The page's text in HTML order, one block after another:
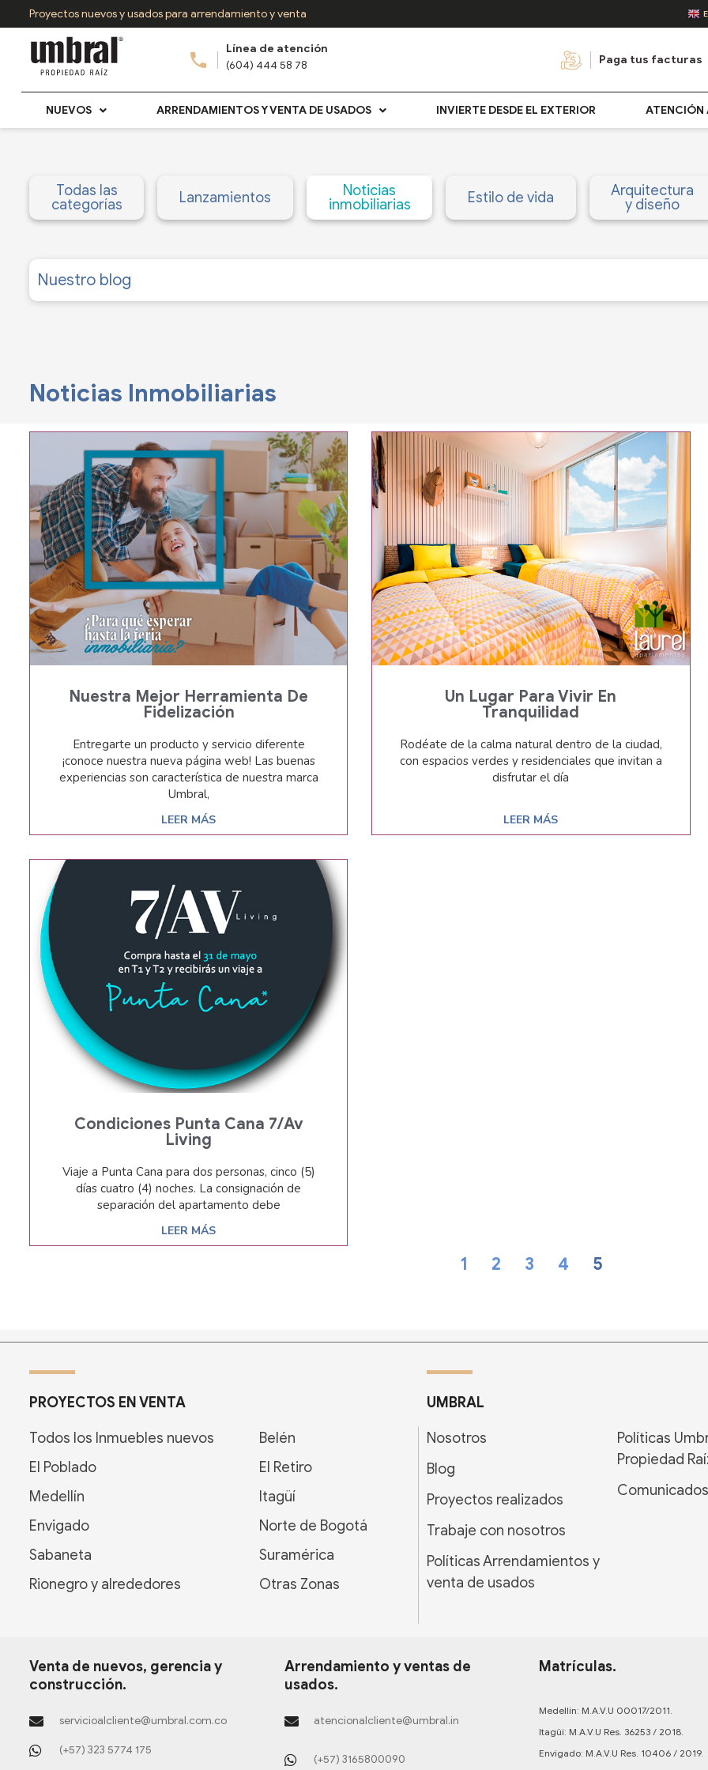
al
Proyectos nuevos y usados para arrendamiento y venta
Línea de atención
(604) 444 58 78
Paga tus facturas
NUEVOS ARRENDAMIENTOS Y VENTA DE USADOS INVIERTE DESDE EL EXTERIOR ATENCIÓN
Todas las
categorías
Lanzamientos
Noticias
inmobiliarias
Estilo de vida
Arquitectura
y diseño
Nuestro blog
Noticias Inmobiliarias
Nuestra Mejor Herramienta De
Fidelización
Entregarte un producto y servicio diferente
¡conoce nuestra nueva página web! Las buenas
experiencias son característica de nuestra marca
Umbral,
LEER MÁS
Un Lugar Para Vivir En
Tranquilidad
Rodéate de la calma natural dentro de la ciudad,
con espacios verdes y residenciales que invitan a
disfrutar el día
LEER MÁS
Condiciones Punta Cana 7/av
Living
Viaje a Punta Cana para dos personas, cinco (5)
días cuatro (4) noches. La consignación de
separación del apartamento debe
LEER MÁS
1
Página
2
Página
3
Página
4
Página
5
PROYECTOS EN VENTA
Todos los Inmuebles nuevos
El Poblado
Medellín
Envigado
Sabaneta
Rionegro y alrededores
Belén
El Retiro
Itagüí
Norte de Bogotá
Suramérica
Otras Zonas
UMBRAL
Nosotros
Blog
Proyectos realizados
Trabaje con nosotros
Políticas Arrendamientos y
venta de usados
Políticas
Propiedad
Comunicados
Venta de nuevos, gerencia y
construcción.
servicioalcliente@umbral.com.co
(+57) 323 5774 175
Arrendamiento y ventas de
usados.
atencionalcliente@umbral.in
(+57) 3165800090
Matrículas.
Medellín: M.A.V.U 00017/2011.
Itagüí: M.A.V.U Res. 36253 / 2018.
Envigado: M.A.V.U Res. 10406 / 2019.